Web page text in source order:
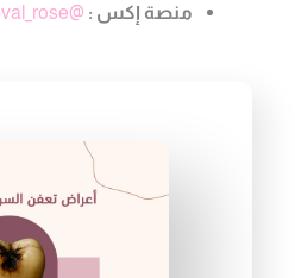
منصة إكس : @reval_rose